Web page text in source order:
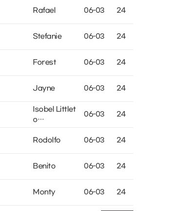
Rafael 06-03 24
Stefanie 06-03 24
Forest 06-03 24
Jayne 06-03 24
Isobel Littlet
o…
06-03 24
Rodolfo 06-03 24
Benito 06-03 24
Monty 06-03 24